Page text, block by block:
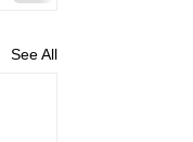
See All